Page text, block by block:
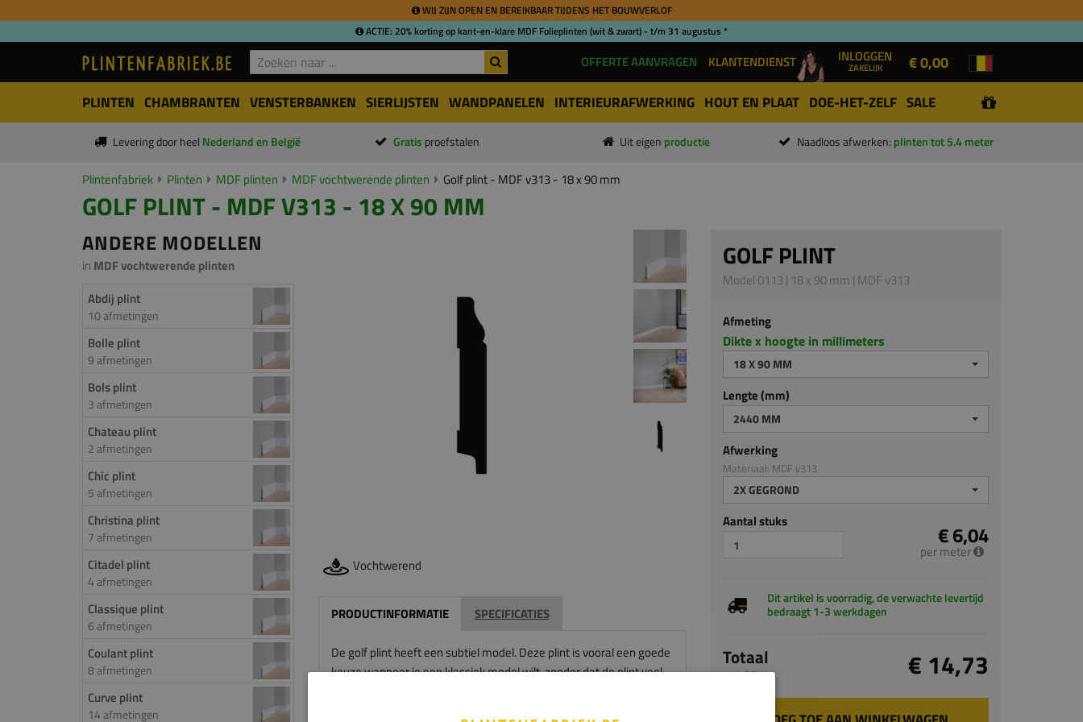
WIJ ZIJN OPEN EN BEREIKBAAR TIJDENS HET BOUWVERLOF
ACTIE: 20% korting op kant-en-klare MDF Folieplinten (wit & zwart) - t/m 31 augustus *
OFFERTE AANVRAGEN KLANTENDIENST INLOGGEN
ZAKELIJK € 0,00
PLINTEN CHAMBRANTEN VENSTERBANKEN SIERLIJSTEN WANDPANELEN INTERIEURAFWERKING HOUT EN PLAAT DOE-HET-ZELF SALE
Levering door heel Nederland en België Gratis proefstalen Uit eigen productie Naadloos afwerken: plinten tot 5.4 meter
Plintenfabriek Plinten MDF plinten MDF vochtwerende plinten Golf plint - MDF v313 - 18 x 90 mm
GOLF PLINT - MDF V313 - 18 X 90 MM
ANDERE MODELLEN
in MDF vochtwerende plinten
Abdij plint
10 afmetingen
Bolle plint
9 afmetingen
Bols plint
3 afmetingen
Chateau plint
2 afmetingen
Chic plint
5 afmetingen
Christina plint
7 afmetingen
Citadel plint
4 afmetingen
Classique plint
6 afmetingen
Coulant plint
8 afmetingen
Curve plint
14 afmetingen
Vochtwerend
PRODUCTINFORMATIE SPECIFICATIES
De golf plint heeft een subtiel model. Deze plint is vooral een goede
keuze wanneer je een klassiek model wilt, zonder dat de plint veel
GOLF PLINT
Model 0113 | 18 x 90 mm | MDF v313
Afmeting
Dikte x hoogte in millimeters
18 X 90 MM
Lengte (mm)
2440 MM
Afwerking
Materiaal: MDF v313
2X GEGROND
Aantal stuks € 6,04
per meter
Dit artikel is voorradig, de verwachte levertijd
bedraagt 1-3 werkdagen
Totaal
incl. BTW € 14,73